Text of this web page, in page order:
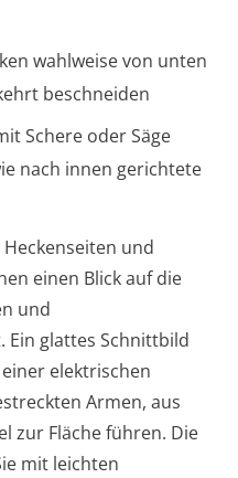
wahlweise von unten
beschneiden
Schere oder Säge
nach innen gerichtete
und
einen Blick auf die
und
Ein glattes Schnittbild
elektrischen
Armen, aus
zur Fläche führen. Die
mit leichten